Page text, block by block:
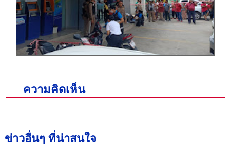
ความคิดเห็น
ข่าวอื่นๆ ที่น่าสนใจ